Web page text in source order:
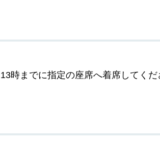
時までに指定の座席へ着席してくだ